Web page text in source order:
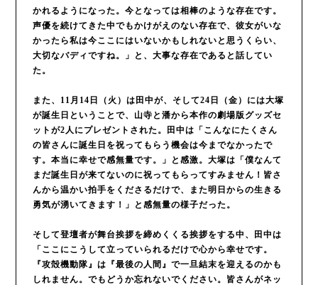
かれるようになった。今となっては相棒のような存在です。
声優を続けてきた中でもかけがえのない存在で、彼女がいな
かったら私は今ここにはいないかもしれないと思うくらい、
大切なバディですね。」と、大事な存在であると話してい
た。
また、11月14日（火）は田中が、そして24日（金）には大塚
が誕生日ということで、山寺と潘から本作の劇場版グッズセ
ットが2人にプレゼントされた。田中は「こんなにたくさん
の皆さんに誕生日を祝ってもらう機会は今までなかったで
す。本当に幸せで感無量です。」と感激。大塚は「僕なんて
まだ誕生日が来てないのに祝ってもらってすみません！皆さ
んから温かい拍手をくださるだけで、また明日からの生きる
勇気が湧いてきます！」と感無量の様子だった。
そして登壇者が舞台挨拶を締めくくる挨拶をする中、田中は
「ここにこうして立っていられるだけで心から幸せです。
『攻殻機動隊』は『最後の人間』で一旦結末を迎えるのかも
しれません。でもどうか忘れないでください。皆さんがネッ